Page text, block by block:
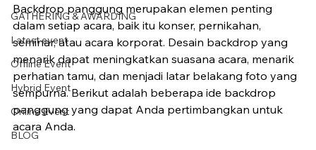
GATHERING & AWARDING
Latest event
Offline Event
Hybrid Event
Online Event
BLOG
Backdrop panggung merupakan elemen penting
dalam setiap acara, baik itu konser, pernikahan,
seminar, atau acara korporat. Desain backdrop yang
menarik dapat meningkatkan suasana acara, menarik
perhatian tamu, dan menjadi latar belakang foto yang
sempurna. Berikut adalah beberapa ide backdrop
panggung yang dapat Anda pertimbangkan untuk
acara Anda.